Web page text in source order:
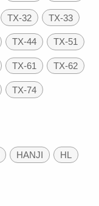
TX-32 TX-33
TX-44 TX-51
TX-61 TX-62
TX-74
HANJI HL